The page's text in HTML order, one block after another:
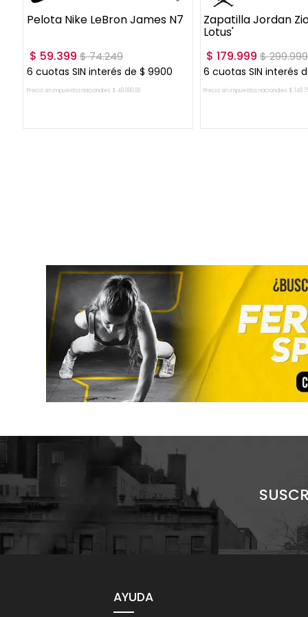
Pelota Nike LeBron James N7
$ 59.399 $74.249
6 cuotas SIN interés de $ 9900
Precio sin impuestos nacionales: $ 49.090,08
Zapatilla Jordan
Lotus'
$ 179.999 $299.999
6 cuotas SIN interés
Precio sin impuestos nacionales: $ 148.
AYUDA